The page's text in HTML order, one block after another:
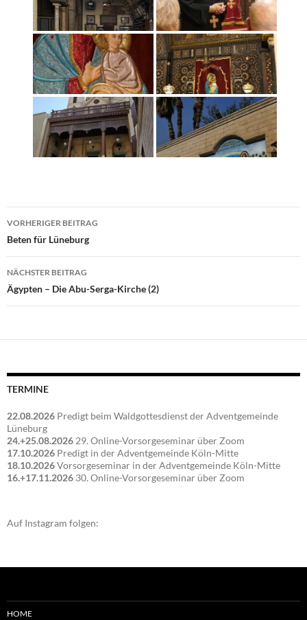
Beitragsnavigation
VORHERIGER BEITRAG
Beten für Lüneburg
NÄCHSTER BEITRAG
Ägypten – Die Abu-Serga-Kirche (2)
TERMINE
22.08.2026 Predigt beim Waldgottesdienst der Adventgemeinde
Lüneburg
24.+25.08.2026 29. Online-Vorsorgeseminar über Zoom
17.10.2026 Predigt in der Adventgemeinde Köln-Mitte
18.10.2026Vorsorgeseminar in der Adventgemeinde Köln-Mitte
16.+17.11.2026 30. Online-Vorsorgeseminar über Zoom
Auf Instagram folgen:
HOME